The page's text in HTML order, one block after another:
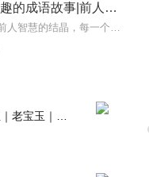
累词汇，小朋友轻松地
，孩子听得停不下来！
得好听生动，故事精彩有
不下来！
【免费】探寻古老而有趣的成语故事|前人智慧的结晶
成语是中华文化的瑰宝，是前人智慧的结晶，每一个成语都蕴含着一个生动的故事。我将带您走进成语的海洋，探寻这些古老而有趣的成语背后的故事。在这里，您将听到许多脍炙人...